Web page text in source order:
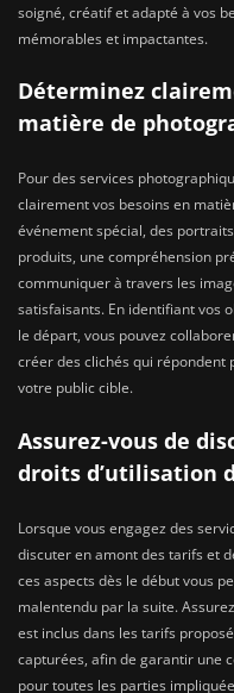
soigné, créatif et adapté à vos
mémorables et impactantes.
Déterminez
matière de
Pour des services
clairement vos besoins en
événement spécial, des
produits, une compréhension
communiquer à travers les
satisfaisants. En identifiant vos
le départ, vous pouvez
créer des clichés qui répondent
votre public cible.
Assurez-vous de
droits d’utilisation
Lorsque vous engagez des
discuter en amont des tarifs et
ces aspects dès le début vous
malentendu par la suite.
est inclus dans les tarifs
capturées, afin de garantir une
pour toutes les parties